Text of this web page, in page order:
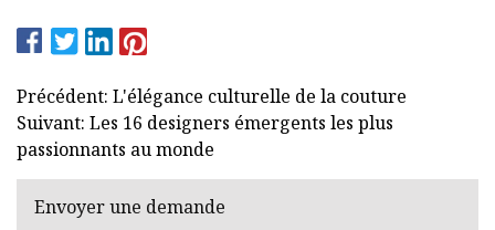
Précédent: L'élégance culturelle de la couture
Suivant: Les 16 designers émergents les plus
passionnants au monde
Envoyer une demande